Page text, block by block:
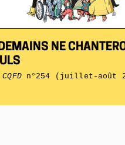
NE
CQFDn°254 (juillet-août